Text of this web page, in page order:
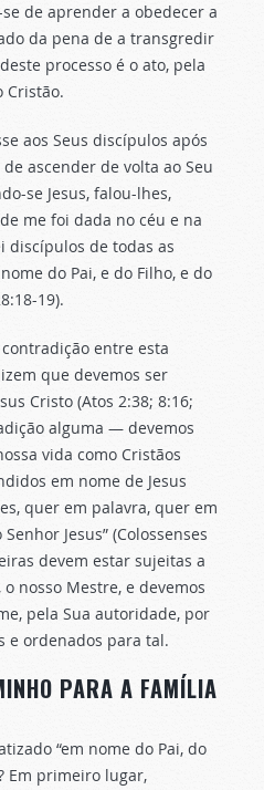
de aprender a obedecer a
da pena de a transgredir
processo é o ato, pela
Cristão.
aos Seus discípulos após
ascender de volta ao Seu
se Jesus, falou-lhes,
me foi dada no céu e na
discípulos de todas as
do Pai, e do Filho, e do
19).
entre esta
que devemos ser
Cristo (Atos 2:38; 8:16;
alguma — devemos
vida como Cristãos
em nome de Jesus
quer em palavra, quer em
Jesus” (Colossenses
devem estar sujeitas a
o nosso Mestre, e devemos
pela Sua autoridade, por
e ordenados para tal.
PARA A FAMÍLIA
“em nome do Pai, do
Em primeiro lugar,